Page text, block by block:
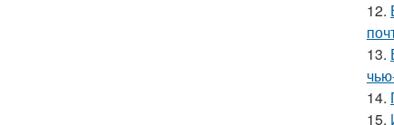
12.
13.
14.
15.